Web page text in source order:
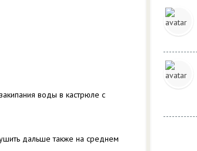
воды в кастрюле с
дальше также на среднем